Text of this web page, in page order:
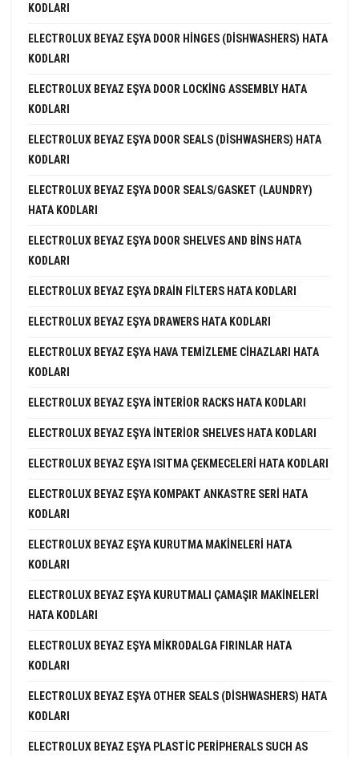
KODLARI
ELECTROLUX BEYAZ EŞYA DOOR HINGES (DISHWASHERS) HATA
KODLARI
ELECTROLUX BEYAZ EŞYA DOOR LOCKING ASSEMBLY HATA
KODLARI
ELECTROLUX BEYAZ EŞYA DOOR SEALS (DISHWASHERS) HATA
KODLARI
ELECTROLUX BEYAZ EŞYA DOOR SEALS/GASKET (LAUNDRY)
HATA KODLARI
ELECTROLUX BEYAZ EŞYA DOOR SHELVES AND BINS HATA
KODLARI
ELECTROLUX BEYAZ EŞYA DRAIN FILTERS HATA KODLARI
ELECTROLUX BEYAZ EŞYA DRAWERS HATA KODLARI
ELECTROLUX BEYAZ EŞYA HAVA TEMIZLEME CIHAZLARI HATA
KODLARI
ELECTROLUX BEYAZ EŞYA INTERIOR RACKS HATA KODLARI
ELECTROLUX BEYAZ EŞYA INTERIOR SHELVES HATA KODLARI
ELECTROLUX BEYAZ EŞYA ISITMA ÇEKMECELERI HATA KODLARI
ELECTROLUX BEYAZ EŞYA KOMPAKT ANKASTRE SERI HATA
KODLARI
ELECTROLUX BEYAZ EŞYA KURUTMA MAKINELERI HATA
KODLARI
ELECTROLUX BEYAZ EŞYA KURUTMALI ÇAMAŞIR MAKINELERI
HATA KODLARI
ELECTROLUX BEYAZ EŞYA MIKRODALGA FIRINLAR HATA
KODLARI
ELECTROLUX BEYAZ EŞYA OTHER SEALS (DISHWASHERS) HATA
KODLARI
ELECTROLUX BEYAZ EŞYA PLASTIC PERIPHERALS SUCH AS